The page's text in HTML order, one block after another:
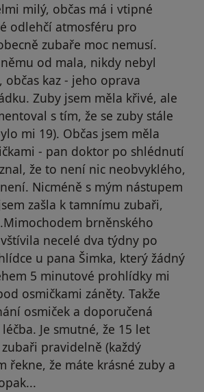
milý, občas má i vtipné
odlehčí atmosféru pro
zubaře moc nemusí.
od mala, nikdy nebyl
kaz - jeho oprava
Zuby jsem měla křivé, ale
s tím, že se zuby stále
mi 19). Občas jsem měla
- pan doktor po shlédnutí
že to není nic neobvyklého,
Nicméně s mým nástupem
zašla k tamnímu zubaři,
brněnského
necelé dva týdny po
u pana Šimka, který žádný
5 minutové prohlídky mi
osmičkami záněty. Takže
osmiček a doporučená
Je smutné, že 15 let
pravidelně (každý
řekne, že máte krásné zuby a